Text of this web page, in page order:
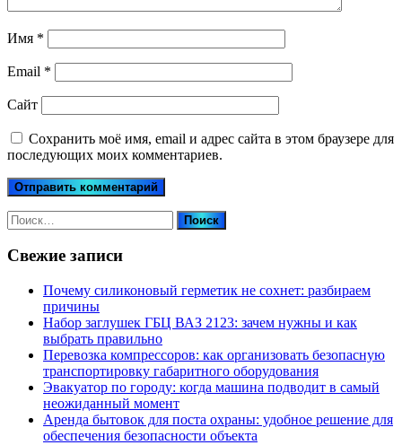
Имя *
Email *
Сайт
Сохранить моё имя, email и адрес сайта в этом браузере для
последующих моих комментариев.
Найти:
Свежие записи
Почему силиконовый герметик не сохнет: разбираем
причины
Набор заглушек ГБЦ ВАЗ 2123: зачем нужны и как
выбрать правильно
Перевозка компрессоров: как организовать безопасную
транспортировку габаритного оборудования
Эвакуатор по городу: когда машина подводит в самый
неожиданный момент
Аренда бытовок для поста охраны: удобное решение для
обеспечения безопасности объекта